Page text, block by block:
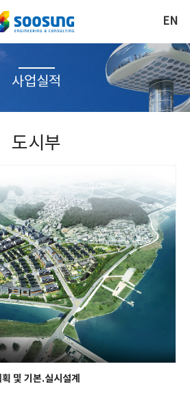
EN
사업실적
도시부
및 기본.실시설계